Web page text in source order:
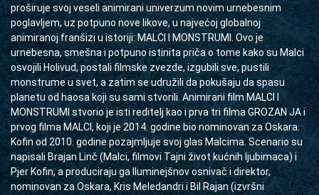
proširuje svoj veseli animirani univerzum novim urnebesnim
poglavljem, uz potpuno nove likove, u najvećoj globalnoj
animiranoj franšizi u istoriji: MALCI I MONSTRUMI. Ovo je
urnebesna, smešna i potpuno istinita priča o tome kako su Malci
osvojili Holivud, postali filmske zvezde, izgubili sve, pustili
monstrume u svet, a zatim se udružili da pokušaju da spasu
planetu od haosa koji su sami stvorili. Animirani film MALCI I
MONSTRUMI stvorio je isti reditelj kao i prva tri filma GROZAN JA i
prvog filma MALCI, koji je 2014. godine bio nominovan za Oskara.
Kofin od 2010. godine pozajmljuje svoj glas Malcima. Scenario su
napisali Brajan Linč (Malci, filmovi Tajni život kućnih ljubimaca) i
Pjer Kofin, a produciraju ga Iluminejšnov osnivač i direktor,
nominovan za Oskara, Kris Meledandri i Bil Rajan (izvršni